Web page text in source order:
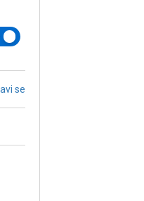
se